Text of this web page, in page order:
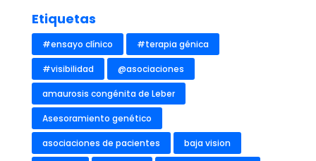
Etiquetas
#ensayo clínico #terapia génica
#visibilidad @asociaciones
amaurosis congénita de Leber
Asesoramiento genético
asociaciones de pacientes baja vision